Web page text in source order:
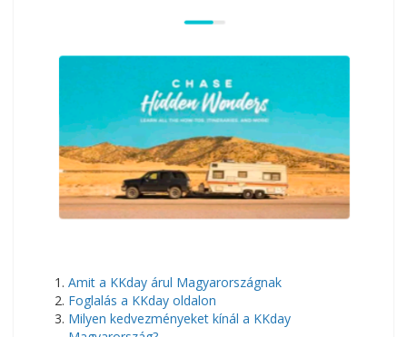
Amit a KKday árul Magyarországnak
Foglalás a KKday oldalon
Milyen kedvezményeket kínál a KKday